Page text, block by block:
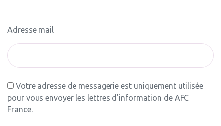
Adresse mail
Votre adresse de messagerie est uniquement utilisée
pour vous envoyer les lettres d'information de AFC
France.